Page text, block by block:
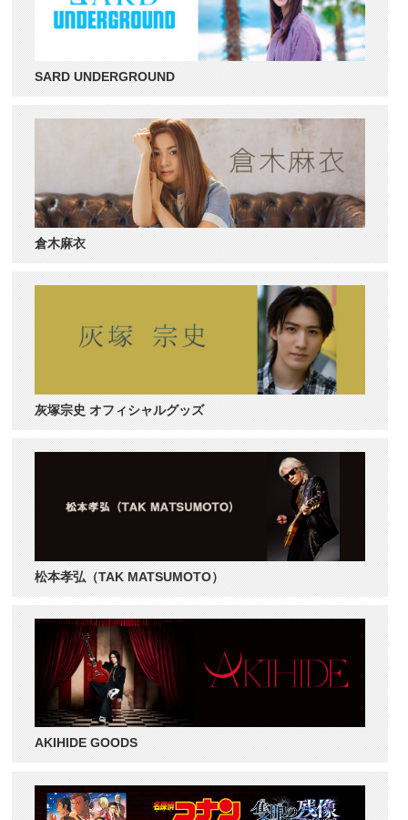
SARD UNDERGROUND
倉木麻衣
灰塚宗史 オフィシャルグッズ
松本孝弘（TAK MATSUMOTO）
AKIHIDE GOODS